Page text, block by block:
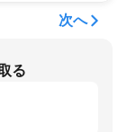
次へ
る